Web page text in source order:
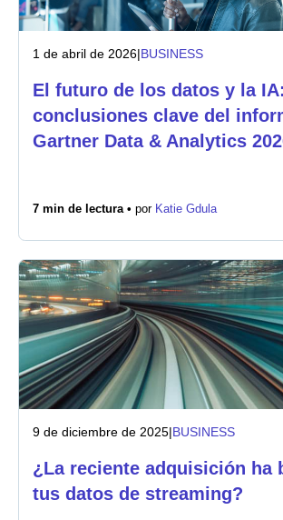
1 de abril de 2026|BUSINESS
El futuro de los datos y la IA:
conclusiones clave del
Gartner Data & Analytics
7 min de lectura • por Katie Gdula
9 de diciembre de 2025|BUSINESS
¿La reciente adquisición ha
tus datos de streaming?